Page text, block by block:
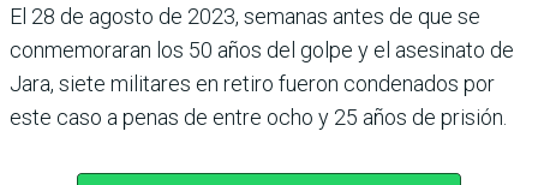
El 28 de agosto de 2023, semanas antes de que se
conmemoraran los 50 años del golpe y el asesinato de
Jara, siete militares en retiro fueron condenados por
este caso a penas de entre ocho y 25 años de prisión.